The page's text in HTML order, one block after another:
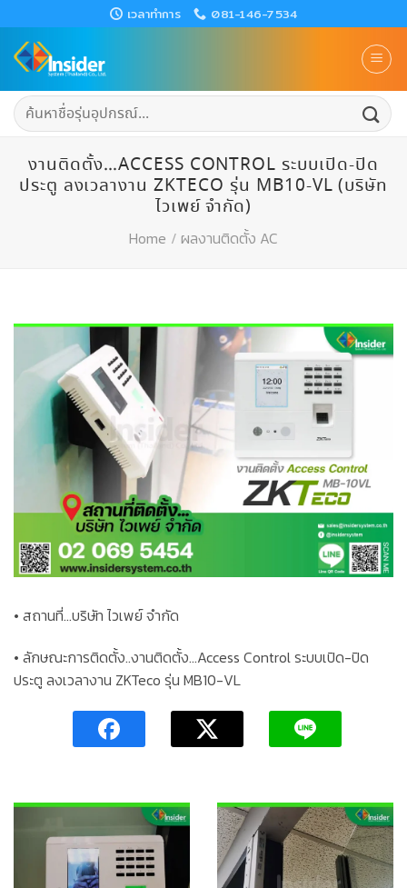
to
content
เวลาทำการ 081-146-7534
ค้นหา:
งานติดตั้ง…ACCESS CONTROL ระบบเปิด-ปิด
ประตู ลงเวลางาน ZKTECO รุ่น MB10-VL (บริษัท
ไวเพย์ จำกัด)
Home / ผลงานติดตั้ง AC
• สถานที่…บริษัท ไวเพย์ จำกัด
• ลักษณะการติดตั้ง..งานติดตั้ง…Access Control ระบบเปิด-ปิด
ประตู ลงเวลางาน ZKTeco รุ่น MB10-VL